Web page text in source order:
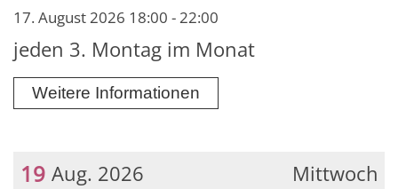
17. August 2026 18:00 - 22:00
jeden 3. Montag im Monat
Weitere Informationen
Mittwoch
19 Aug. 2026